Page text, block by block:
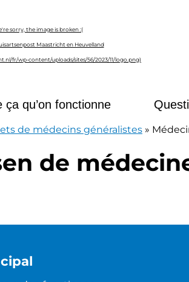
ça qu’on fonctionne
de médecins généralistes »
de